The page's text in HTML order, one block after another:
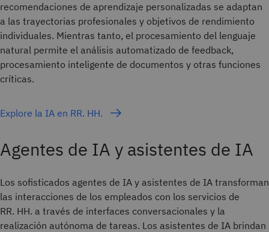
recomendaciones de aprendizaje personalizadas se adaptan
a las trayectorias profesionales y objetivos de rendimiento
individuales. Mientras tanto, el procesamiento del lenguaje
natural permite el análisis automatizado de feedback,
procesamiento inteligente de documentos y otras funciones
críticas.
Explore la IA en RR. HH.
Agentes de IA y asistentes de IA
Los sofisticados agentes de IA y asistentes de IA transforman
las interacciones de los empleados con los servicios de
RR. HH. a través de interfaces conversacionales y la
realización autónoma de tareas. Los asistentes de IA brindan